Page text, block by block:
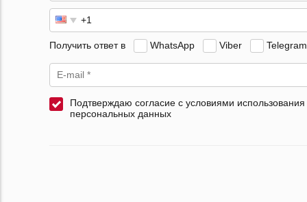
Получить ответ в WhatsApp Viber Telegram
Подтверждаю согласие с условиями использования
персональных данных